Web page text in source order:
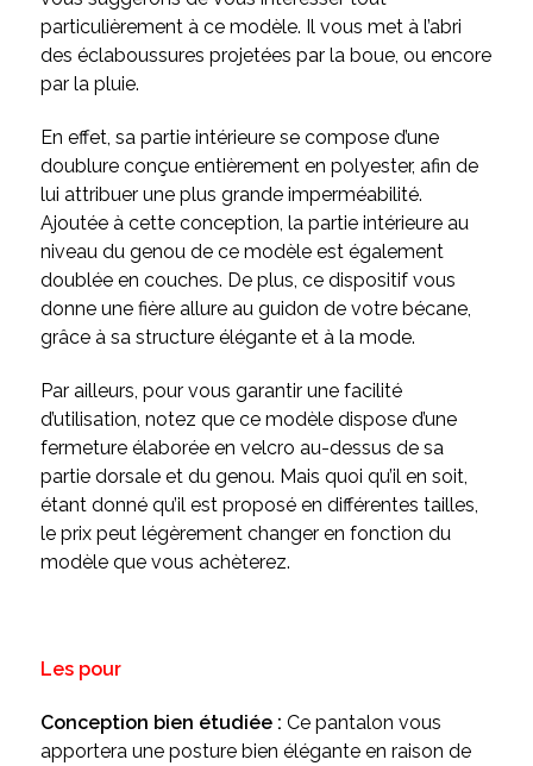
particulièrement à ce modèle. Il vous met à l’abri
des éclaboussures projetées par la boue, ou encore
par la pluie.
En effet, sa partie intérieure se compose d’une
doublure conçue entièrement en polyester, afin de
lui attribuer une plus grande imperméabilité.
Ajoutée à cette conception, la partie intérieure au
niveau du genou de ce modèle est également
doublée en couches. De plus, ce dispositif vous
donne une fière allure au guidon de votre bécane,
grâce à sa structure élégante et à la mode.
Par ailleurs, pour vous garantir une facilité
d’utilisation, notez que ce modèle dispose d’une
fermeture élaborée en velcro au-dessus de sa
partie dorsale et du genou. Mais quoi qu’il en soit,
étant donné qu’il est proposé en différentes tailles,
le prix peut légèrement changer en fonction du
modèle que vous achèterez.
Les pour
Conception bien étudiée : Ce pantalon vous
apportera une posture bien élégante en raison de